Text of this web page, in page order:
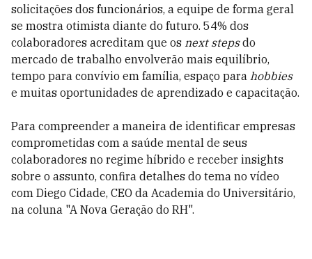
solicitações dos funcionários, a equipe de forma geral
se mostra otimista diante do futuro. 54% dos
colaboradores acreditam que os next stepsdo
mercado de trabalho envolverão mais equilíbrio,
tempo para convívio em família, espaço para hobbies
e muitas oportunidades de aprendizado e capacitação.
Para compreender a maneira de identificar empresas
comprometidas com a saúde mental de seus
colaboradores no regime híbrido e receber insights
sobre o assunto, confira detalhes do tema no vídeo
com Diego Cidade, CEO da Academia do Universitário,
na coluna "A Nova Geração do RH".